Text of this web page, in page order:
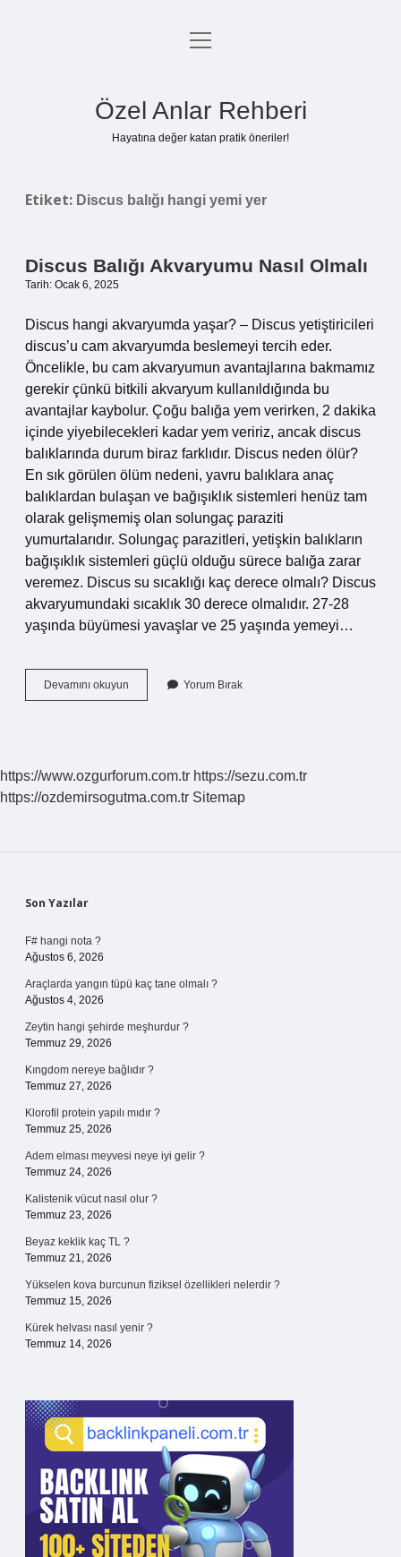
Anasayfa
menüyü
Özel Anlar Rehberi
Hayatına değer katan pratik öneriler!
Etiket: Discus balığı hangi yemi yer
Discus Balığı Akvaryumu Nasıl Olmalı
Tarih: Ocak 6, 2025
Discus hangi akvaryumda yaşar? – Discus yetiştiricileri
discus’u cam akvaryumda beslemeyi tercih eder.
Öncelikle, bu cam akvaryumun avantajlarına bakmamız
gerekir çünkü bitkili akvaryum kullanıldığında bu
avantajlar kaybolur. Çoğu balığa yem verirken, 2 dakika
içinde yiyebilecekleri kadar yem veririz, ancak discus
balıklarında durum biraz farklıdır. Discus neden ölür?
En sık görülen ölüm nedeni, yavru balıklara anaç
balıklardan bulaşan ve bağışıklık sistemleri henüz tam
olarak gelişmemiş olan solungaç paraziti
yumurtalarıdır. Solungaç parazitleri, yetişkin balıkların
bağışıklık sistemleri güçlü olduğu sürece balığa zarar
veremez. Discus su sıcaklığı kaç derece olmalı? Discus
akvaryumundaki sıcaklık 30 derece olmalıdır. 27-28
yaşında büyümesi yavaşlar ve 25 yaşında yemeyi…
Devamını okuyun
Balığı
Yorum Bırak
https://www.ozgurforum.com.tr https://sezu.com.tr
https://ozdemirsogutma.com.tr Sitemap
Sidebar
Son Yazılar
F# hangi nota ?
Ağustos 6, 2026
Araçlarda yangın tüpü kaç tane olmalı ?
Ağustos 4, 2026
Zeytin hangi şehirde meşhurdur ?
Temmuz 29, 2026
Kıngdom nereye bağlıdır ?
Temmuz 27, 2026
Klorofil protein yapılı mıdır ?
Temmuz 25, 2026
Adem elması meyvesi neye iyi gelir ?
Temmuz 24, 2026
Kalistenik vücut nasıl olur ?
Temmuz 23, 2026
Beyaz keklik kaç TL ?
Temmuz 21, 2026
Yükselen kova burcunun fiziksel özellikleri nelerdir ?
Temmuz 15, 2026
Kürek helvası nasıl yenir ?
Temmuz 14, 2026